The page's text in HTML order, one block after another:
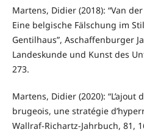
Martens, Didier (2018): “Van
Eine belgische Fälschung im
Gentilhaus”, Aschaffenburger
Landeskunde und Kunst des
273.
Martens, Didier (2020): “L’ajout
brugeois, une stratégie
Wallraf-Richartz-Jahrbuch, 81,